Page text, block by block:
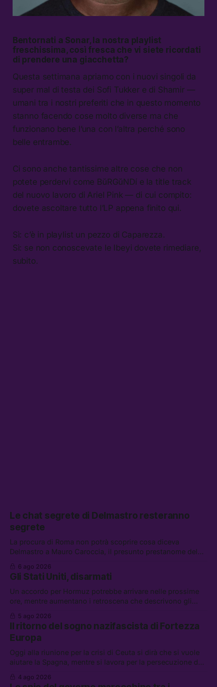
Bentornati a Sonar, la nostra playlist
freschissima, così fresca che vi siete ricordati
di prendere una giacchetta?
Questa settimana apriamo con i nuovi singoli da
super mal di testa dei Sofi Tukker e di Shamir —
umani tra i nostri preferiti che in questo momento
stanno facendo cose molto diverse ma che
funzionano bene l’una con l’altra perché sono
belle entrambe.
Ci sono anche tantissime altre cose che non
potete perdervi come BŭRGŭNDí e la title track
del nuovo lavoro di Ariel Pink — di cui compito:
dovete ascoltare tutto l’LP appena finito qui.
Sì: c’è in playlist un pezzo di Caparezza.
Sì: se non conoscevate le Ibeyi dovete rimediare,
subito.
Le chat segrete di Delmastro resteranno
segrete
La procura di Roma non potrà scoprire cosa diceva
Delmastro a Mauro Caroccia, il presunto prestanome del
clan Senese. Tra le altre notizie: le IDF hanno ripreso gli
attacchi in Libano, il governo chiederà 36 miliardi di
flessibilità in armi e energia, e Grokipedia è già stata
abbandonata
6 ago 2026
Gli Stati Uniti, disarmati
Un accordo per Hormuz potrebbe arrivare nelle prossime
ore, mentre aumentano i retroscena che descrivono gli
Stati Uniti come disarmati. Tra le altre notizie: le storie di
chi aspetta i dispersi di Ceuta, il boom dei carburanti
diluiti, e quanti attivisti anti data center sono stati arrestati
5 ago 2026
Il ritorno del sogno nazifascista di Fortezza
Europa
Oggi alla riunione per la crisi di Ceuta si dirà che si vuole
aiutare la Spagna, mentre si lavora per la persecuzione dei
migranti. Tra le altre notizie: l’esplosione di aborti
spontanei a Gaza, un giovane di 19 anni è morto sotto il
4 ago 2026